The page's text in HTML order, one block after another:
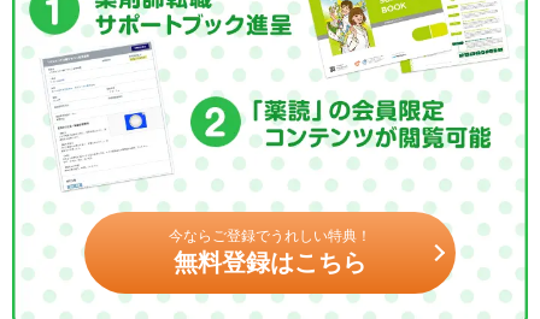
今ならご登録でうれしい特典！
無料登録はこちら